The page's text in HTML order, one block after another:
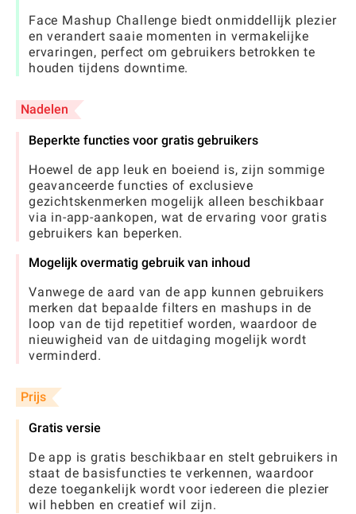
Face Mashup Challenge biedt onmiddellijk plezier
en verandert saaie momenten in vermakelijke
ervaringen, perfect om gebruikers betrokken te
houden tijdens downtime.
Nadelen
Beperkte functies voor gratis gebruikers
Hoewel de app leuk en boeiend is, zijn sommige
geavanceerde functies of exclusieve
gezichtskenmerken mogelijk alleen beschikbaar
via in-app-aankopen, wat de ervaring voor gratis
gebruikers kan beperken.
Mogelijk overmatig gebruik van inhoud
Vanwege de aard van de app kunnen gebruikers
merken dat bepaalde filters en mashups in de
loop van de tijd repetitief worden, waardoor de
nieuwigheid van de uitdaging mogelijk wordt
verminderd.
Prijs
Gratis versie
De app is gratis beschikbaar en stelt gebruikers in
staat de basisfuncties te verkennen, waardoor
deze toegankelijk wordt voor iedereen die plezier
wil hebben en creatief wil zijn.